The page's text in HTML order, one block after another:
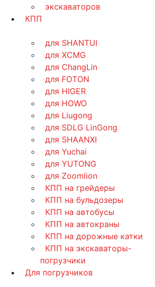
экскаваторов
КПП
для SHANTUI
для XCMG
для ChangLin
для FOTON
для HIGER
для HOWO
для Liugong
для SDLG LinGong
для SHAANXI
для Yuchai
для YUTONG
для Zoomlion
КПП на грейдеры
КПП на бульдозеры
КПП на автобусы
КПП на автокраны
КПП на дорожные катки
КПП на экскаваторы-
погрузчики
Для погрузчиков